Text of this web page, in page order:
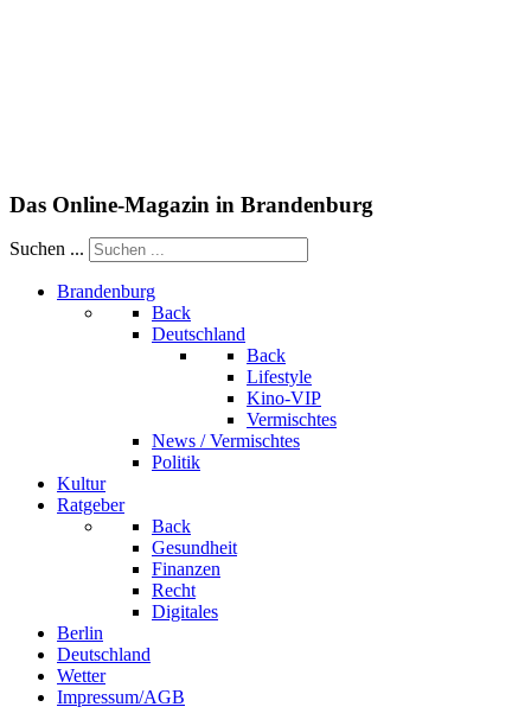
Das Online-Magazin in Brandenburg
Suchen ...
Brandenburg
Back
Deutschland
Back
Lifestyle
Kino-VIP
Vermischtes
News / Vermischtes
Politik
Kultur
Ratgeber
Back
Gesundheit
Finanzen
Recht
Digitales
Berlin
Deutschland
Wetter
Impressum/AGB